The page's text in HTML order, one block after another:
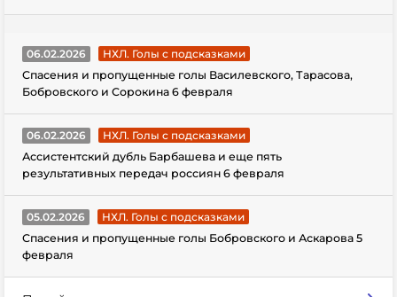
06.02.2026
НХЛ. Голы с подсказками
Спасения и пропущенные голы Василевского, Тарасова,
Бобровского и Сорокина 6 февраля
06.02.2026
НХЛ. Голы с подсказками
Ассистентский дубль Барбашева и еще пять
результативных передач россиян 6 февраля
05.02.2026
НХЛ. Голы с подсказками
Спасения и пропущенные голы Бобровского и Аскарова 5
февраля